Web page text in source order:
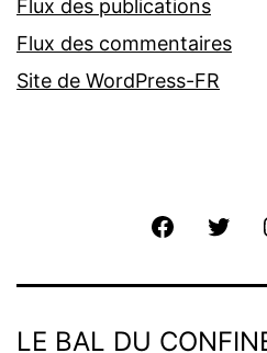
Flux des publications
Flux des commentaires
Site de WordPress-FR
Facebook
LE BAL DU